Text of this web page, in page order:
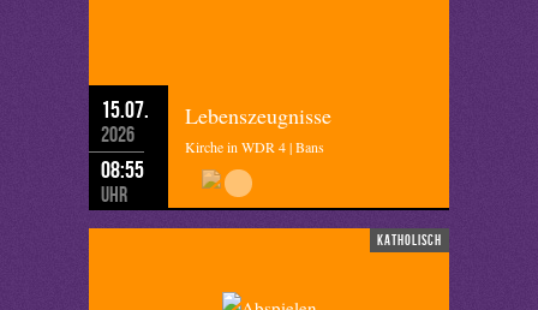
15.07.
2026
08:55
Uhr
Lebenszeugnisse
Kirche in WDR 4 | Bans
katholisch